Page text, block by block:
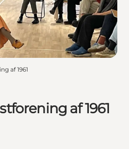
af 1961
af 1961